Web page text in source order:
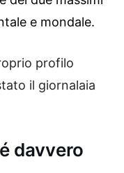
e mondale.
profilo
il giornalaia
davvero